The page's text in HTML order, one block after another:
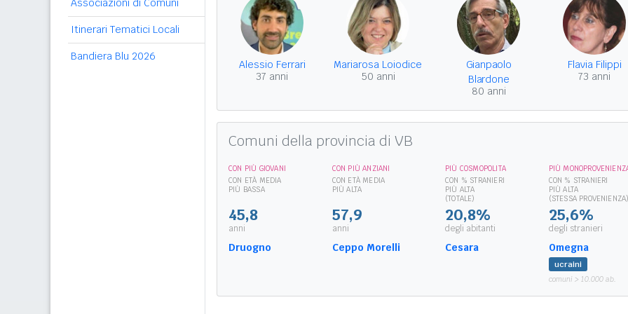
Associazioni di Comuni
Itinerari Tematici Locali
Bandiera Blu 2026
Alessio Ferrari
37 anni
Mariarosa Loiodice
50 anni
Gianpaolo
Blardone
80 anni
Flavia Filippi
73 anni
Comuni della provincia di VB
CON PIÙ GIOVANI
CON ETÀ MEDIA
PIÙ BASSA
45,8
anni
Druogno
CON PIÙ ANZIANI
CON ETÀ MEDIA
PIÙ ALTA
57,9
anni
Ceppo Morelli
PIÙ COSMOPOLITA
CON % STRANIERI
PIÙ ALTA
(TOTALE)
20,8%
degli abitanti
Cesara
PIÙ
CON % STRANIERI
PIÙ ALTA
(STESSA
25,6%
degli stranieri
Omegna
ucraini
comuni > 10.000 ab.